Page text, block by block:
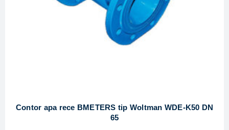
Contor apa rece BMETERS tip Woltman WDE-K50 DN
65